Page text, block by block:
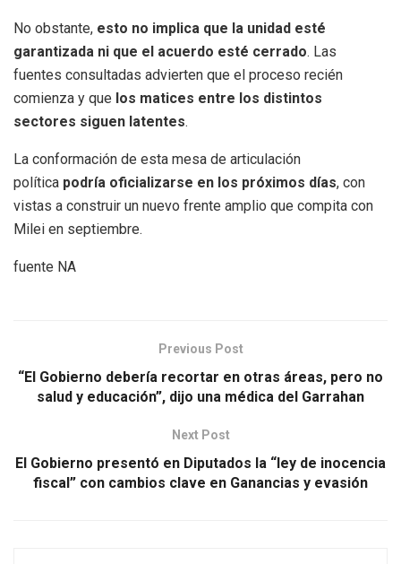
No obstante, esto no implica que la unidad esté
garantizada ni que el acuerdo esté cerrado. Las
fuentes consultadas advierten que el proceso recién
comienza y que los matices entre los distintos
sectores siguen latentes.
La conformación de esta mesa de articulación
política podría oficializarse en los próximos días, con
vistas a construir un nuevo frente amplio que compita con
Milei en septiembre.
fuente NA
Previous Post
“El Gobierno debería recortar en otras áreas, pero no
salud y educación”, dijo una médica del Garrahan
Next Post
El Gobierno presentó en Diputados la “ley de inocencia
fiscal” con cambios clave en Ganancias y evasión